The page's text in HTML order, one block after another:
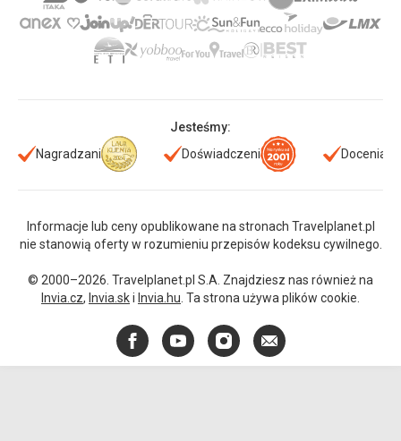
Jesteśmy:
Nagradzani
Doświadczeni Doceniani
Informacje lub ceny opublikowane na stronach Travelplanet.pl
nie stanowią oferty w rozumieniu przepisów kodeksu cywilnego.
© 2000–2026. Travelplanet.pl S.A. Znajdziesz nas również na
Invia.cz, Invia.ski Invia.hu . Ta strona używa plików cookie.
FacebookYouTubeInstagram
E-
mail